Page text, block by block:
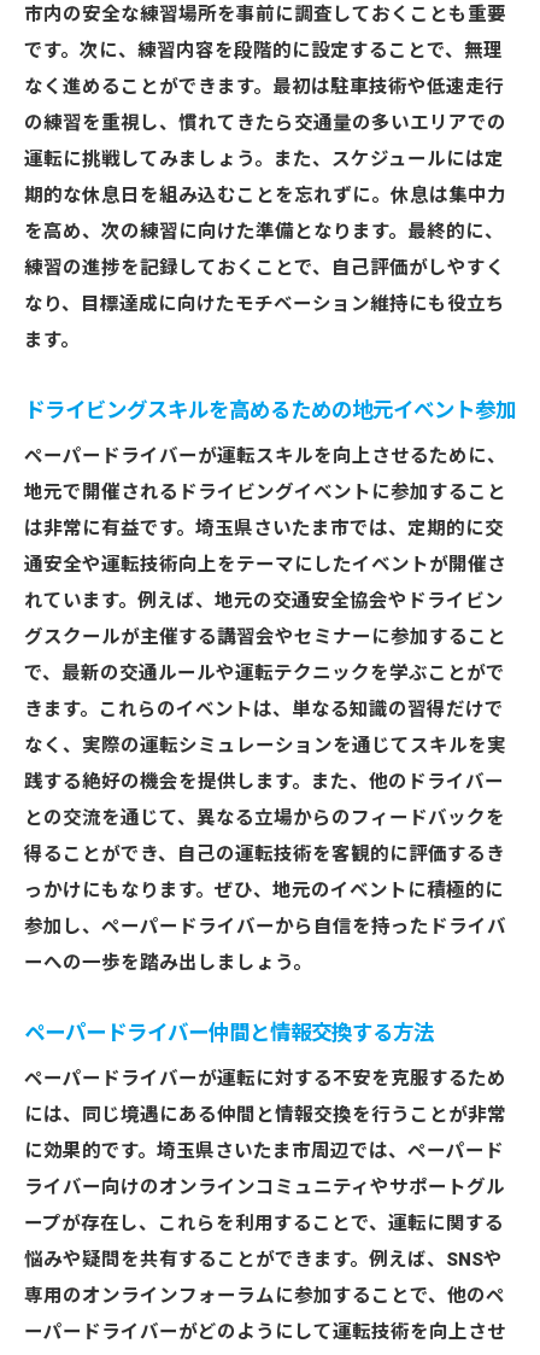
市内の安全な練習場所を事前に調査しておくことも重要
です。次に、練習内容を段階的に設定することで、無理
なく進めることができます。最初は駐車技術や低速走行
の練習を重視し、慣れてきたら交通量の多いエリアでの
運転に挑戦してみましょう。また、スケジュールには定
期的な休息日を組み込むことを忘れずに。休息は集中力
を高め、次の練習に向けた準備となります。最終的に、
練習の進捗を記録しておくことで、自己評価がしやすく
なり、目標達成に向けたモチベーション維持にも役立ち
ます。
ドライビングスキルを高めるための地元イベント参加
ペーパードライバーが運転スキルを向上させるために、
地元で開催されるドライビングイベントに参加すること
は非常に有益です。埼玉県さいたま市では、定期的に交
通安全や運転技術向上をテーマにしたイベントが開催さ
れています。例えば、地元の交通安全協会やドライビン
グスクールが主催する講習会やセミナーに参加すること
で、最新の交通ルールや運転テクニックを学ぶことがで
きます。これらのイベントは、単なる知識の習得だけで
なく、実際の運転シミュレーションを通じてスキルを実
践する絶好の機会を提供します。また、他のドライバー
との交流を通じて、異なる立場からのフィードバックを
得ることができ、自己の運転技術を客観的に評価するき
っかけにもなります。ぜひ、地元のイベントに積極的に
参加し、ペーパードライバーから自信を持ったドライバ
ーへの一歩を踏み出しましょう。
ペーパードライバー仲間と情報交換する方法
ペーパードライバーが運転に対する不安を克服するため
には、同じ境遇にある仲間と情報交換を行うことが非常
に効果的です。埼玉県さいたま市周辺では、ペーパード
ライバー向けのオンラインコミュニティやサポートグル
ープが存在し、これらを利用することで、運転に関する
悩みや疑問を共有することができます。例えば、SNSや
専用のオンラインフォーラムに参加することで、他のペ
ーパードライバーがどのようにして運転技術を向上させ